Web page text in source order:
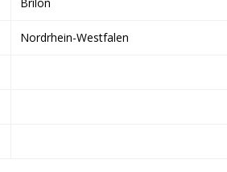
Nordrhein-Westfalen